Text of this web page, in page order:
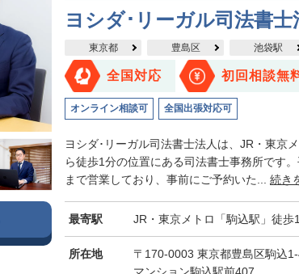
ヨシダ･リーガル司法書士
東京都 豊島区 池袋駅
全国対応 初回相談無
オンライン相談可 全国出張対応可
ヨシダ･リーガル司法書士法人は、JR・東京
ら徒歩1分の位置にある司法書士事務所です
まで営業しており、事前にご予約いた... 続き
最寄駅 JR・東京メトロ「駒込駅」徒歩
所在地
〒170-0003 東京都豊島区駒込